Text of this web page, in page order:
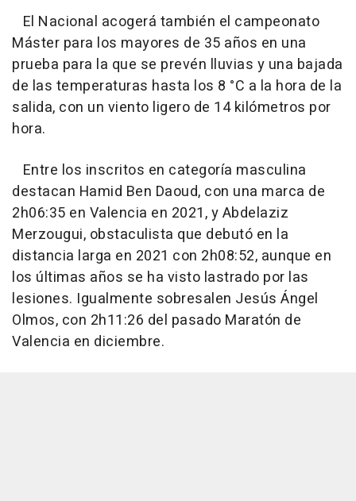
El Nacional acogerá también el campeonato
Máster para los mayores de 35 años en una
prueba para la que se prevén lluvias y una bajada
de las temperaturas hasta los 8 °C a la hora de la
salida, con un viento ligero de 14 kilómetros por
hora.
Entre los inscritos en categoría masculina
destacan Hamid Ben Daoud, con una marca de
2h06:35 en Valencia en 2021, y Abdelaziz
Merzougui, obstaculista que debutó en la
distancia larga en 2021 con 2h08:52, aunque en
los últimas años se ha visto lastrado por las
lesiones. Igualmente sobresalen Jesús Ángel
Olmos, con 2h11:26 del pasado Maratón de
Valencia en diciembre.